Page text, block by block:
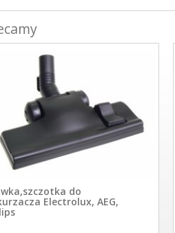
do
Electrolux, AEG,